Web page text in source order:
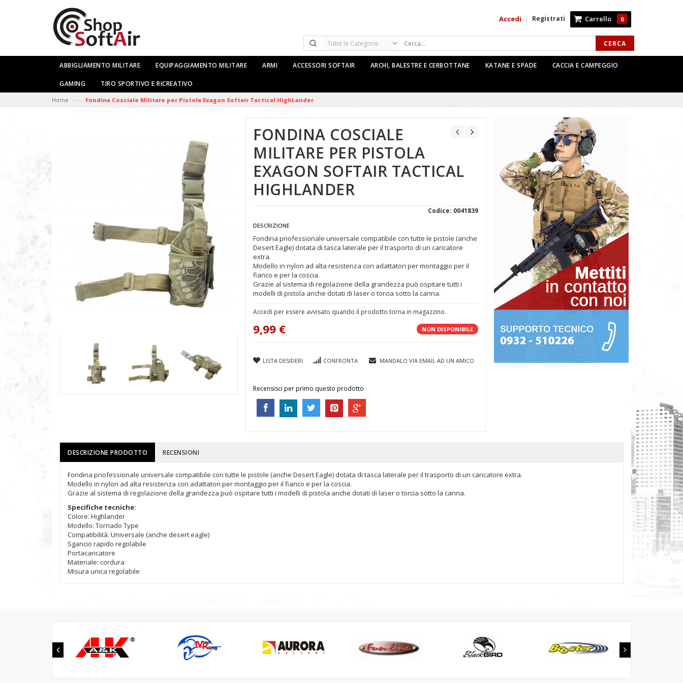
CERCA
Carrello 0
Registrati
|
Accedi
ABBIGLIAMENTO MILITARE EQUIPAGGIAMENTO MILITARE ARMI ACCESSORI SOFTAIR ARCHI, BALESTRE E CERBOTTANE KATANE E SPADE CACCIA E CAMPEGGIO
GAMING TIRO SPORTIVO E RICREATIVO
Home —› Fondina Cosciale Militare per Pistola Exagon Softair Tactical HighLander
FONDINA COSCIALE
MILITARE PER PISTOLA
EXAGON SOFTAIR TACTICAL
HIGHLANDER
Codice: 0041839
DESCRIZIONE
Fondina priofessionale universale compatibile con tutte le pistole (anche
Desert Eagle) dotata di tasca laterale per il trasporto di un caricatore
extra.
Modello in nylon ad alta resistenza con adattatori per montaggio per il
fianco e per la coscia.
Grazie al sistema di regolazione della grandezza può ospitare tutti i
modelli di pistola anche dotati di laser o torcia sotto la canna.
Accedi per essere avvisato quando il prodotto torna in magazzino.
NON DISPONIBILE
9,99 €
LISTA DESIDERI CONFRONTA MANDALO VIA EMAIL AD UN AMICO
Recensisci per primo questo prodotto
DESCRIZIONE PRODOTTO RECENSIONI
Fondina priofessionale universale compatibile con tutte le pistole (anche Desert Eagle) dotata di tasca laterale per il trasporto di un caricatore extra.
Modello in nylon ad alta resistenza con adattatori per montaggio per il fianco e per la coscia.
Grazie al sistema di regolazione della grandezza può ospitare tutti i modelli di pistola anche dotati di laser o torcia sotto la canna.
Specifiche tecniche:
Colore: Highlander
Modello: Tornado Type
Compatibilità: Universale (anche desert eagle)
Sgancio rapido regolabile
Portacaricatore
Materiale: cordura
Misura unica regolabile